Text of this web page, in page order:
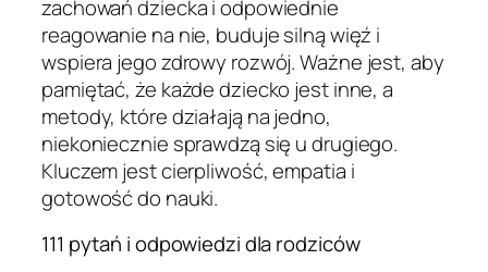
zachowań dziecka i odpowiednie
reagowanie na nie, buduje silną więź i
wspiera jego zdrowy rozwój. Ważne jest, aby
pamiętać, że każde dziecko jest inne, a
metody, które działają na jedno,
niekoniecznie sprawdzą się u drugiego.
Kluczem jest cierpliwość, empatia i
gotowość do nauki.
111 pytań i odpowiedzi dla rodziców